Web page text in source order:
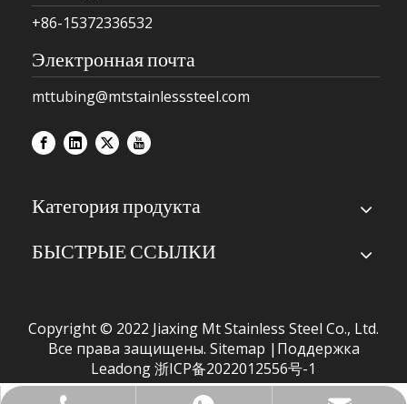
+86-15372336532
Электронная почта
mttubing@mtstainlesssteel.com
Категория продукта
БЫСТРЫЕ ССЫЛКИ
Copyright © 2022 Jiaxing Mt Stainless Steel Co., Ltd.
Все права защищены. Sitemap |Поддержка
Leadong浙ICP备2022012556号-1